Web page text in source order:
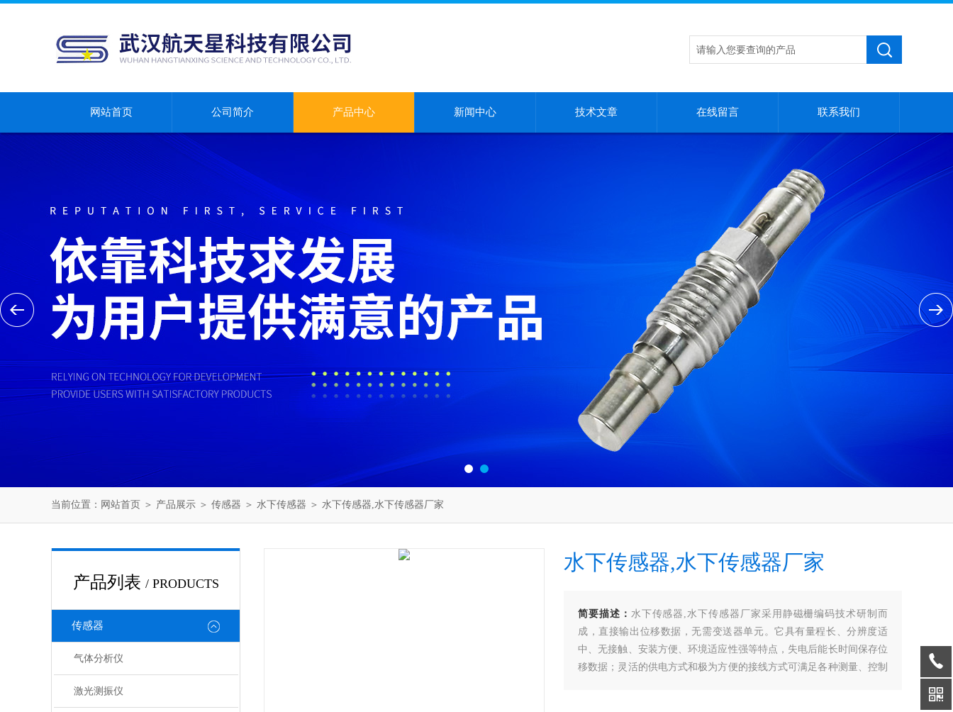
网站首页 公司简介 产品中心 新闻中心 技术文章 在线留言 联系我们
当前位置： 网站首页 ＞ 产品展示 ＞ 传感器 ＞ 水下传感器 ＞ 水下传感器,水下传感器厂家
产品列表 / PRODUCTS
传感器
气体分析仪
激光测振仪
水下传感器,水下传感器厂家
简要描述： 水下传感器,水下传感器厂家采用静磁栅编码技术研制而
成，直接输出位移数据，无需变送器单元。它具有量程长、分辨度适
中、无接触、安装方便、环境适应性强等特点，失电后能长时间保存位
移数据；灵活的供电方式和极为方便的接线方式可满足各种测量、控制